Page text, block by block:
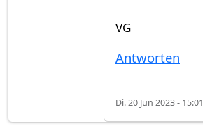
VG
Antworten
Di. 20 Jun 2023 - 15:01